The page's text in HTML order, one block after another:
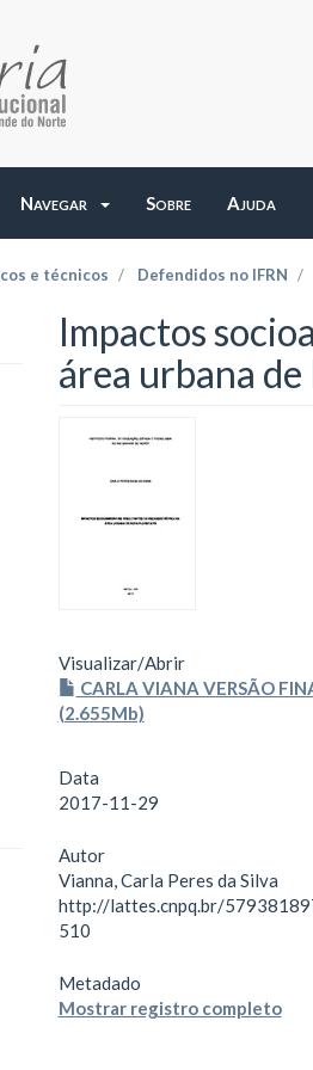
Navegar Sobre Ajuda
e técnicos Defendidos no IFRN
Impactos
área urbana
Visualizar/Abrir
CARLA VIANA VERSÃO
(2.655Mb)
Data
2017-11-29
Autor
Vianna, Carla Peres da Silva
http://lattes.cnpq.br/
510
Metadado
Mostrar registro completo